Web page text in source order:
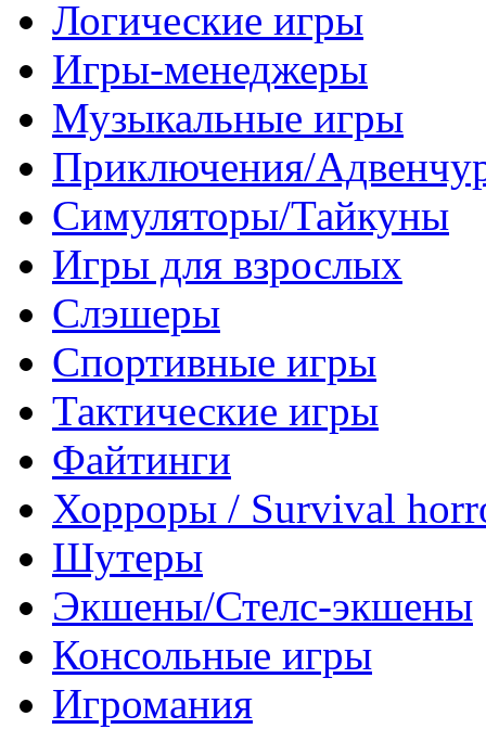
Логические игры
Игры-менеджеры
Музыкальные игры
Приключения/
Симуляторы/Тайкуны
Игры для взрослых
Слэшеры
Спортивные игры
Тактические игры
Файтинги
Хорроры / Survival
Шутеры
Экшены/Стелс-экшены
Консольные игры
Игромания